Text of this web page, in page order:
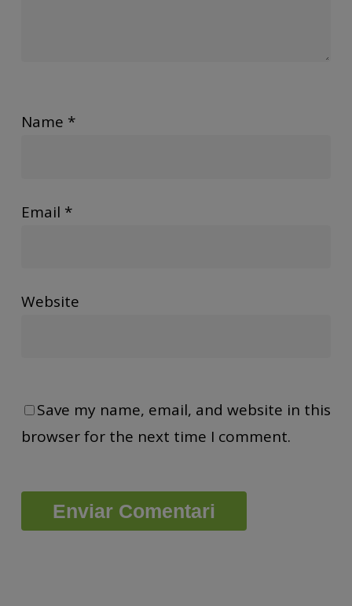
Name *
Email *
Website
Save my name, email, and website in this
browser for the next time I comment.